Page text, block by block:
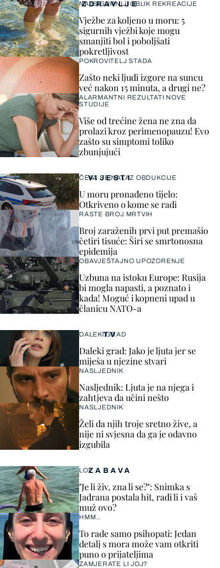
VIJESTI
ČEKA SE NALAZ OBDUKCIJE
U moru pronađeno tijelo:
Otkriveno o kome se radi
RASTE BROJ MRTVIH
Broj zaraženih prvi put premašio
četiri tisuće: Širi se smrtonosna
epidemija
OBAVJEŠTAJNO UPOZORENJE
Uzbuna na istoku Europe: Rusija
bi mogla napasti, a poznato i
kada! Moguć i kopneni upad u
članicu NATO-a
ZDRAVLJE
NAJSIGURNIJI OBLIK REKREACIJE
Vježbe za koljeno u moru: 5
sigurnih vježbi koje mogu
smanjiti bol i poboljšati
pokretljivost
POKROVITELJ STADA
Zašto neki ljudi izgore na suncu
već nakon 15 minuta, a drugi ne?
ALARMANTNI REZULTATI NOVE
STUDIJE
Više od trećine žena ne zna da
prolazi kroz perimenopauzu! Evo
zašto su simptomi toliko
zbunjujući
ZABAVA
LOL
"Je li živ, zna li se?": Snimka s
Jadrana postala hit, radi li i vaš
muž ovo?
HMM…
To rade samo psihopati: Jedan
detalj s mora može vam otkriti
puno o prijateljima
ZAMJERATE LI JOJ?
TV
DALEKI GRAD
Daleki grad: Jako je ljuta jer se
miješa u njezine stvari
NASLJEDNIK
Nasljednik: Ljuta je na njega i
zahtjeva da učini nešto
NASLJEDNIK
Želi da njih troje sretno žive, a
nije ni svjesna da ga je odavno
izgubila